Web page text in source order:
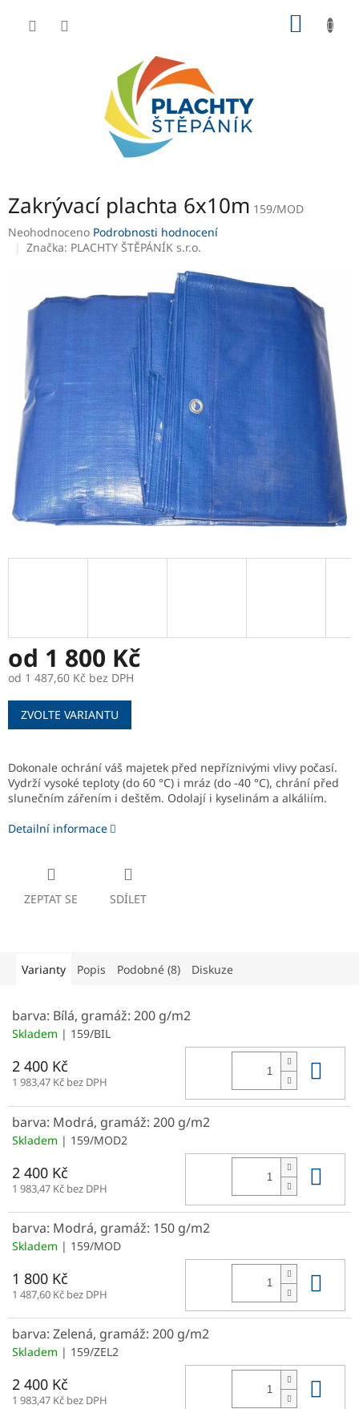
Zakrývací plachta 6x10m 159/MOD
Průměrné
hodnocení
hvězdiček.
Neohodnoceno Podrobnosti hodnocení
Značka: PLACHTY ŠTĚPÁNÍK s.r.o.
od 1 800 Kč
od 1 487,60 Kč bez DPH
Měrná
cena:
ZVOLTE VARIANTU
Dokonale ochrání váš majetek před nepříznivými vlivy počasí.
Vydrží vysoké teploty (do 60 °C) i mráz (do -40 °C), chrání před
slunečním zářením i deštěm. Odolají i kyselinám a alkáliím.
Detailní informace
ZEPTAT SE SDÍLET
Varianty Popis Podobné (8) Diskuze
barva: Bílá, gramáž: 200 g/m2
Skladem | 159/BIL
2 400 Kč
1 983,47 Kč bez DPH
barva: Modrá, gramáž: 200 g/m2
Skladem | 159/MOD2
2 400 Kč
1 983,47 Kč bez DPH
barva: Modrá, gramáž: 150 g/m2
Skladem | 159/MOD
1 800 Kč
1 487,60 Kč bez DPH
barva: Zelená, gramáž: 200 g/m2
Skladem | 159/ZEL2
2 400 Kč
1 983,47 Kč bez DPH